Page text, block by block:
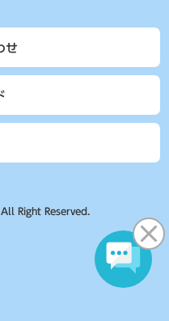
せ
Right Reserved.